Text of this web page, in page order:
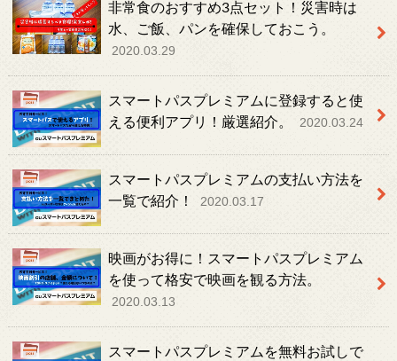
非常食のおすすめ3点セット！災害時は
水、ご飯、パンを確保しておこう。
2020.03.29
スマートパスプレミアムに登録すると使
える便利アプリ！厳選紹介。
2020.03.24
スマートパスプレミアムの支払い方法を
一覧で紹介！
2020.03.17
映画がお得に！スマートパスプレミアム
を使って格安で映画を観る方法。
2020.03.13
スマートパスプレミアムを無料お試しで